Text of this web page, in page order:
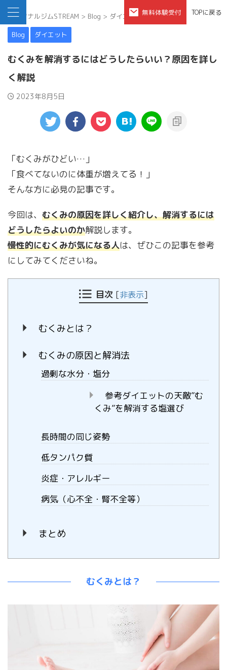
無料体験受付 TOPに戻る
パーソナルジムSTREAM > Blog > ダイエット
>
Blog
ダイエット
むくみを解消するにはどうしたらいい？原因を詳し
く解説
2023年8月5日
「むくみがひどい…」
「食べてないのに体重が増えてる！」
そんな方に必見の記事です。
今回は、 むくみの原因を詳しく紹介し、解消するには
どうしたらよいのか解説します。
慢性的にむくみが気になる人は、ぜひこの記事を参考
にしてみてくださいね。
目次 [非表示]
むくみとは？
むくみの原因と解消法
過剰な水分・塩分
参考ダイエットの天敵”む
くみ”を解消する塩選び
長時間の同じ姿勢
低タンパク質
炎症・アレルギー
病気（心不全・腎不全等）
まとめ
むくみとは？